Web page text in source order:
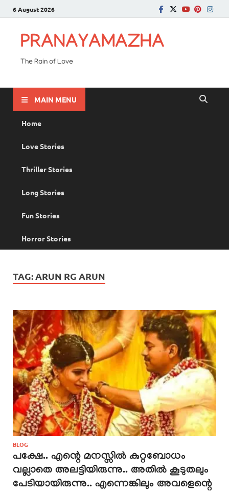
6 August 2026
PRANAYAMAZHA
The Rain of Love
MAIN MENU
Home
Love Stories
Thriller Stories
Long Stories
Fun Stories
Horror Stories
TAG:ARUN RG ARUN
BLOG
പക്ഷേ.. എന്റെ മനസ്സിൽ കുറ്റബോധം
വല്ലാതെ അലട്ടിയിരുന്നു.. അതിൽ കൂടുതലും
പേടിയായിരുന്നു.. എന്നെങ്കിലും അവളെന്റെ